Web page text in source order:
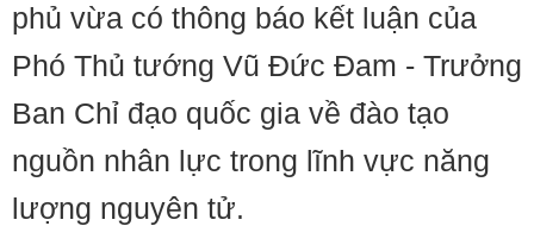
phủ vừa có thông báo kết luận của
Phó Thủ tướng Vũ Đức Đam - Trưởng
Ban Chỉ đạo quốc gia về đào tạo
nguồn nhân lực trong lĩnh vực năng
lượng nguyên tử.